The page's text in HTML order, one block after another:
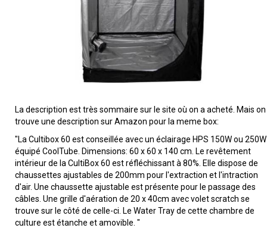
La description est très sommaire sur le site où on a acheté. Mais on
trouve une description sur Amazon pour la meme box:
"La Cultibox 60 est conseillée avec un éclairage HPS 150W ou 250W
équipé CoolTube. Dimensions: 60 x 60 x 140 cm. Le revêtement
intérieur de la CultiBox 60 est réfléchissant à 80%. Elle dispose de
chaussettes ajustables de 200mm pour l'extraction et l'intraction
d'air. Une chaussette ajustable est présente pour le passage des
câbles. Une grille d'aération de 20 x 40cm avec volet scratch se
trouve sur le côté de celle-ci. Le Water Tray de cette chambre de
culture est étanche et amovible. "